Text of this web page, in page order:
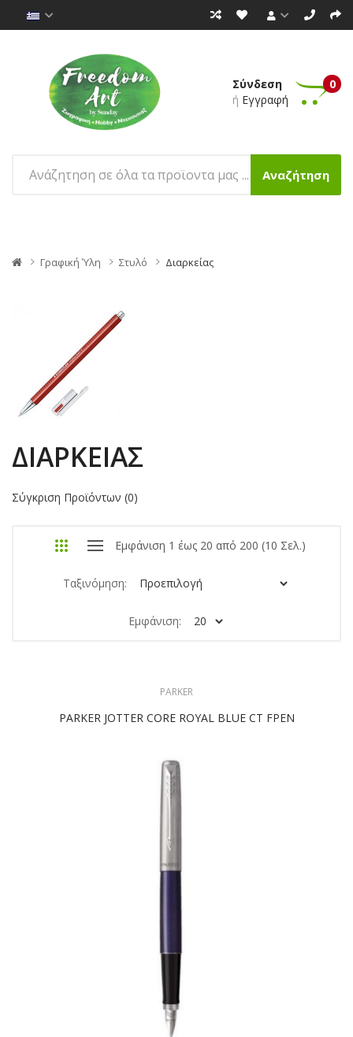
Σύνδεση
ή Εγγραφή
0
Αναζήτηση
Γραφική Ύλη Στυλό Διαρκείας
ΔΙΑΡΚΕΊΑΣ
Σύγκριση Προϊόντων (0)
Εμφάνιση 1 έως 20 από 200 (10 Σελ.)
Ταξινόμηση:
Εμφάνιση:
PARKER
PARKER JOTTER CORE ROYAL BLUE CT FPEN